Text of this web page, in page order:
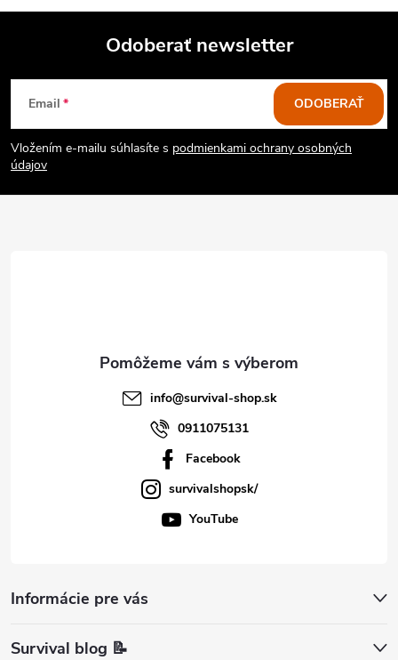
Z
á
p
Odoberať newsletter
Email
Vložením e-mailu súhlasíte s podmienkami ochrany osobných
údajov
ODOBERAŤ
info@survival-shop.sk
0911075131
Facebook
survivalshopsk/
YouTube
Informácie pre vás
Survival blog 📝